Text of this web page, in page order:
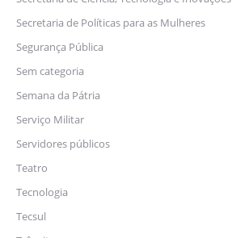
Secretaria de Políticas para as Mulheres
Segurança Pública
Sem categoria
Semana da Pátria
Serviço Militar
Servidores públicos
Teatro
Tecnologia
Tecsul